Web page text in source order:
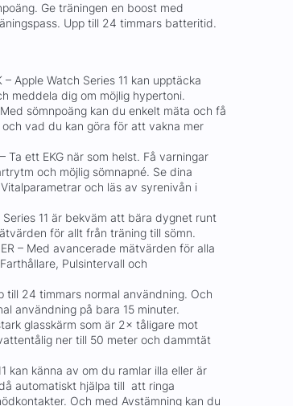
Ge träningen en boost med
Upp till 24 timmars batteritid.
– Apple Watch Series 11 kan upptäcka
meddela dig om möjlig hypertoni.
sömnpoäng kan du enkelt mäta och få
vad du kan göra för att vakna mer
Ta ett EKG när som helst. Få varningar
och möjlig sömnapné. Se dina
och läs av syrenivån i
Series 11 är bekväm att bära dygnet runt
för allt från träning till sömn.
– Med avancerade mätvärden för alla
Pulsintervall och
till 24 timmars normal användning. Och
användning på bara 15 minuter.
glasskärm som är 2× tåligare mot
ner till 50 meter och dammtät
kan känna av om du ramlar illa eller är
automatiskt hjälpa till att ringa
Och med Avstämning kan du